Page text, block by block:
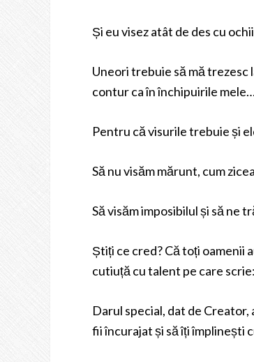
Și eu visez atât de des cu
Uneori trebuie să mă trezesc
contur ca în închipuirile
Pentru că visurile trebuie și
Să nu visăm mărunt, cum
Să visăm imposibilul și să ne
Știți ce cred? Că toți oamenii
cutiuță cu talent pe care
Darul special, dat de
fii încurajat și să îți împlinești